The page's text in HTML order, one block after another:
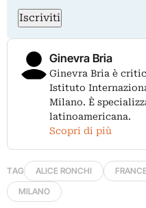
Iscriviti
Ginevra Bria
Ginevra Bria è
Istituto
Milano. È
latinoamericana.
Scopri di più
TAG ALICE RONCHI
MILANO